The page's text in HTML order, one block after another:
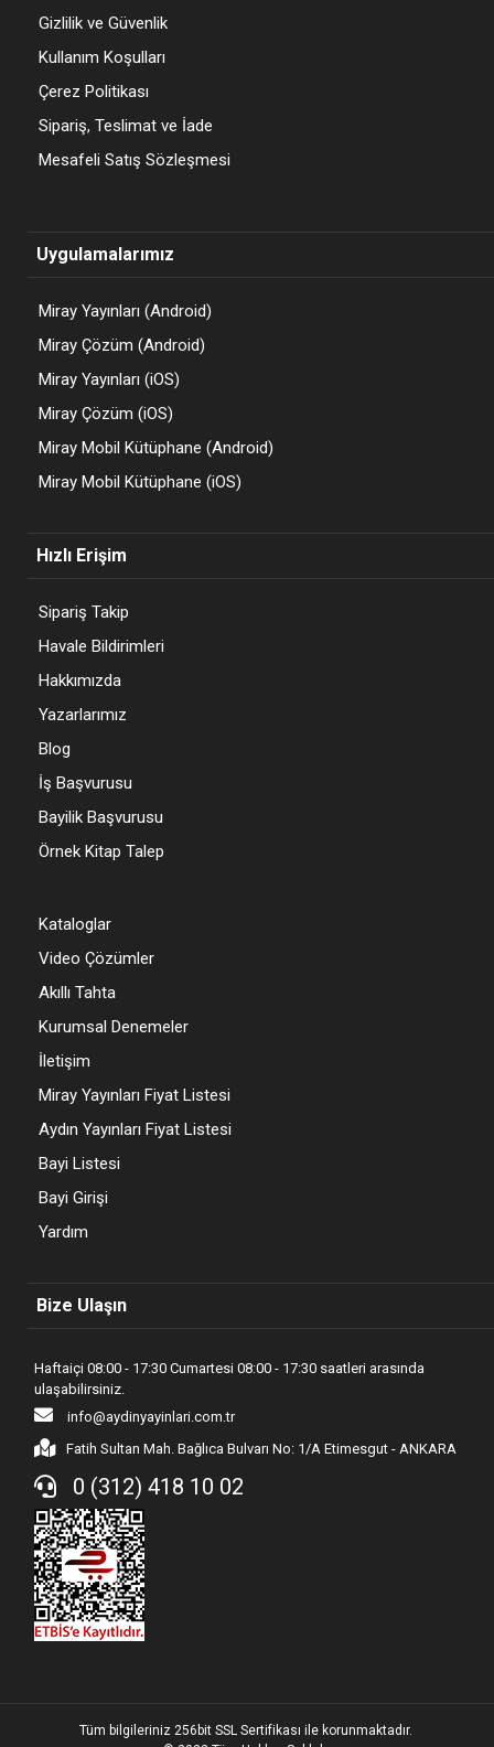
Gizlilik ve Güvenlik
Kullanım Koşulları
Çerez Politikası
Sipariş, Teslimat ve İade
Mesafeli Satış Sözleşmesi
Uygulamalarımız
Miray Yayınları (Android)
Miray Çözüm (Android)
Miray Yayınları (iOS)
Miray Çözüm (iOS)
Miray Mobil Kütüphane (Android)
Miray Mobil Kütüphane (iOS)
Hızlı Erişim
Sipariş Takip
Havale Bildirimleri
Hakkımızda
Yazarlarımız
Blog
İş Başvurusu
Bayilik Başvurusu
Örnek Kitap Talep
Kataloglar
Video Çözümler
Akıllı Tahta
Kurumsal Denemeler
İletişim
Miray Yayınları Fiyat Listesi
Aydın Yayınları Fiyat Listesi
Bayi Listesi
Bayi Girişi
Yardım
Bize Ulaşın
Haftaiçi 08:00 - 17:30 Cumartesi 08:00 - 17:30 saatleri arasında
ulaşabilirsiniz.
info@aydinyayinlari.com.tr
Fatih Sultan Mah. Bağlıca Bulvarı No: 1/A Etimesgut - ANKARA
0 (312) 418 10 02
Tüm bilgileriniz 256bit SSL Sertifikası ile korunmaktadır.